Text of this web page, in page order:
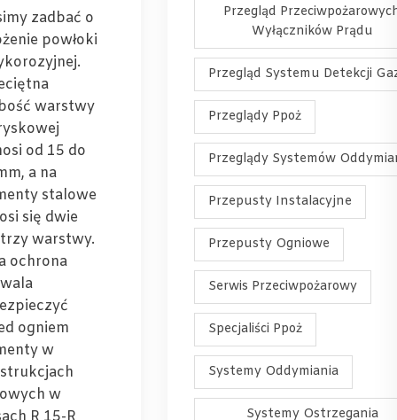
zadbać o
powłoki
warstwy
od 15 do
a na
stalowe
się dwie
warstwy.
ochrona
ogniem
w
w
Przegląd
Wyłączników Prądu
Przegląd Systemu Detekcji
Przeglądy Ppoż
Przeglądy Systemów
Przepusty Instalacyjne
Przepusty Ogniowe
Serwis Przeciwpożarowy
Specjaliści Ppoż
Systemy Oddymiania
Systemy Ostrzegania